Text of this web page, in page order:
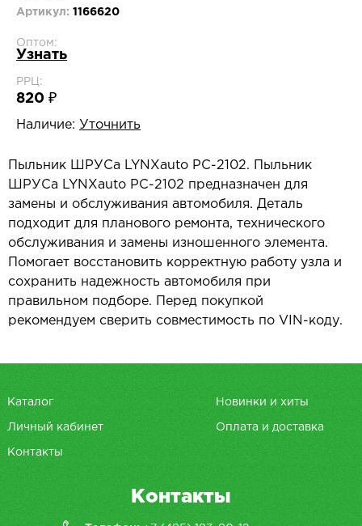
Артикул: 1166620
Оптом:
Узнать
РРЦ:
820 ₽
Наличие: Уточнить
Пыльник ШРУСа LYNXauto PC-2102. Пыльник
ШРУСа LYNXauto PC-2102 предназначен для
замены и обслуживания автомобиля. Деталь
подходит для планового ремонта, технического
обслуживания и замены изношенного элемента.
Помогает восстановить корректную работу узла и
сохранить надежность автомобиля при
правильном подборе. Перед покупкой
рекомендуем сверить совместимость по VIN-коду.
Каталог Новинки и хиты
Личный кабинет Оплата и доставка
Контакты
Контакты